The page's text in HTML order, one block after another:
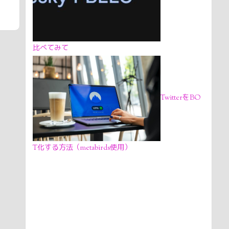
比べてみて
TwitterをBO
T化する方法（metabirds使用）